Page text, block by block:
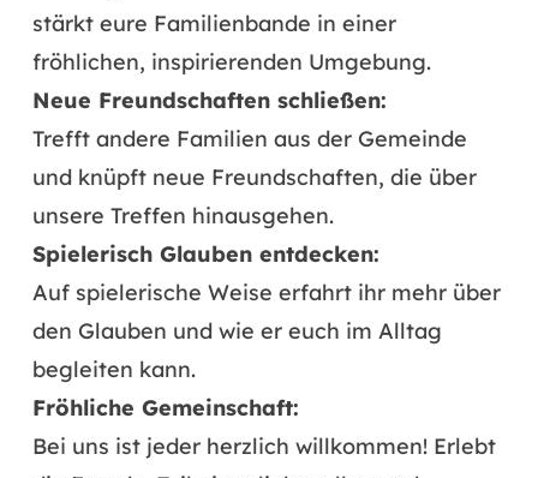
stärkt eure Familienbande in einer
fröhlichen, inspirierenden Umgebung.
Neue Freundschaften schließen:
Trefft andere Familien aus der Gemeinde
und knüpft neue Freundschaften, die über
unsere Treffen hinausgehen.
Spielerisch Glauben entdecken:
Auf spielerische Weise erfahrt ihr mehr über
den Glauben und wie er euch im Alltag
begleiten kann.
Fröhliche Gemeinschaft:
Bei uns ist jeder herzlich willkommen! Erlebt